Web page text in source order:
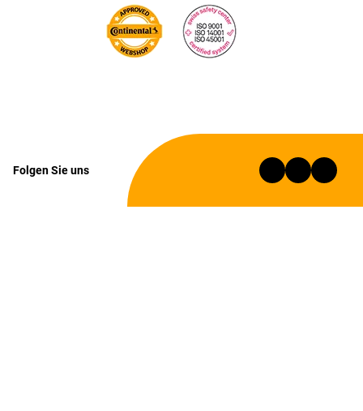
Folgen Sie uns